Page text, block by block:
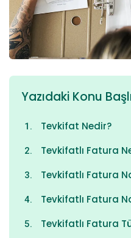
Yazıdaki Konu
Tevkifat Nedir?
Tevkifatlı Fatura
Tevkifatlı Fatura
Tevkifatlı Fatura
Tevkifatlı Fatura